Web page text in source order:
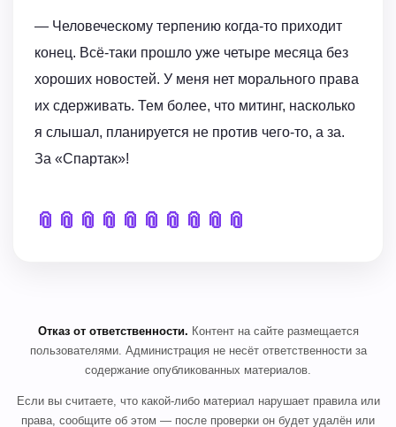
— Человеческому терпению когда-то приходит
конец. Всё-таки прошло уже четыре месяца без
хороших новостей. У меня нет морального права
их сдерживать. Тем более, что митинг, насколько
я слышал, планируется не против чего-то, а за.
За «Спартак»!
📎 📎 📎 📎 📎 📎 📎 📎 📎 📎
Отказ от ответственности. Контент на сайте размещается
пользователями. Администрация не несёт ответственности за
содержание опубликованных материалов.
Если вы считаете, что какой-либо материал нарушает правила или
права, сообщите об этом — после проверки он будет удалён или